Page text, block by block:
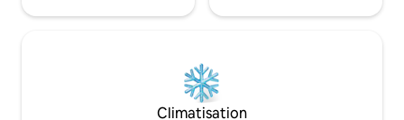
Climatisation